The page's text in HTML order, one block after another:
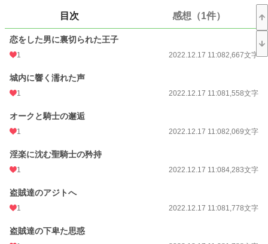
291
24h.ポイント 35 pt
文字数
更新日時 2021.12.30 14:52
初回完結日時 2021.12.30 14:52
月間ポイント
累計ポイント
目次 感想（1件）
恋をした男に裏切られた王子
1 2022.12.17 11:082,667文字
城内に響く濡れた声
1 2022.12.17 11:081,558文字
オークと騎士の邂逅
1 2022.12.17 11:082,069文字
淫楽に沈む聖騎士の矜持
1 2022.12.17 11:084,283文字
盗賊達のアジトへ
1 2022.12.17 11:081,778文字
盗賊達の下卑た思惑